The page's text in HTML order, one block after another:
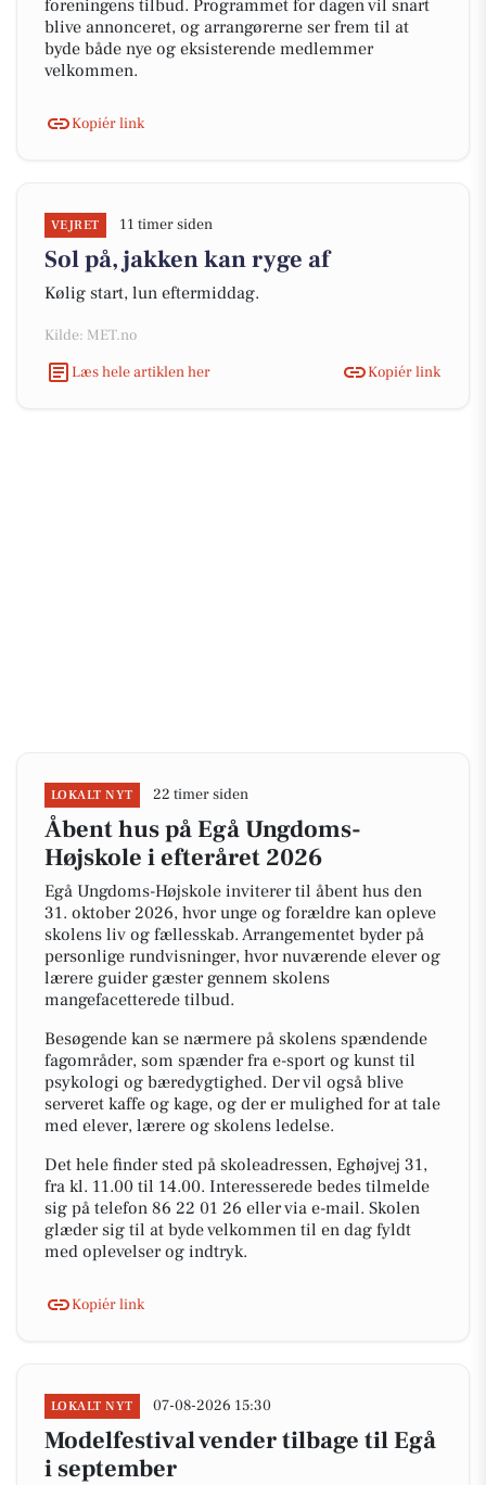
foreningens tilbud. Programmet for dagen vil snart
blive annonceret, og arrangørerne ser frem til at
byde både nye og eksisterende medlemmer
velkommen.
Kopiér link
VEJRET 11 timer siden
Sol på, jakken kan ryge af
Kølig start, lun eftermiddag.
Kilde: MET.no
Læs hele artiklen her
Kopiér link
LOKALT NYT 22 timer siden
Åbent hus på Egå Ungdoms-
Højskole i efteråret 2026
Egå Ungdoms-Højskole inviterer til åbent hus den
31. oktober 2026, hvor unge og forældre kan opleve
skolens liv og fællesskab. Arrangementet byder på
personlige rundvisninger, hvor nuværende elever og
lærere guider gæster gennem skolens
mangefacetterede tilbud.
Besøgende kan se nærmere på skolens spændende
fagområder, som spænder fra e-sport og kunst til
psykologi og bæredygtighed. Der vil også blive
serveret kaffe og kage, og der er mulighed for at tale
med elever, lærere og skolens ledelse.
Det hele finder sted på skoleadressen, Eghøjvej 31,
fra kl. 11.00 til 14.00. Interesserede bedes tilmelde
sig på telefon 86 22 01 26 eller via e-mail. Skolen
glæder sig til at byde velkommen til en dag fyldt
med oplevelser og indtryk.
Kopiér link
LOKALT NYT 07-08-2026 15:30
Modelfestival vender tilbage til Egå
i september